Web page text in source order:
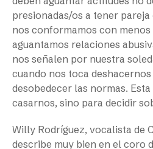
presionadas/os a tener pareja
nos conformamos con menos
aguantamos relaciones
nos señalen por nuestra
cuando nos toca
desobedecer las normas.
casarnos, sino para decidir
Willy Rodríguez, vocalista de
describe muy bien en el coro